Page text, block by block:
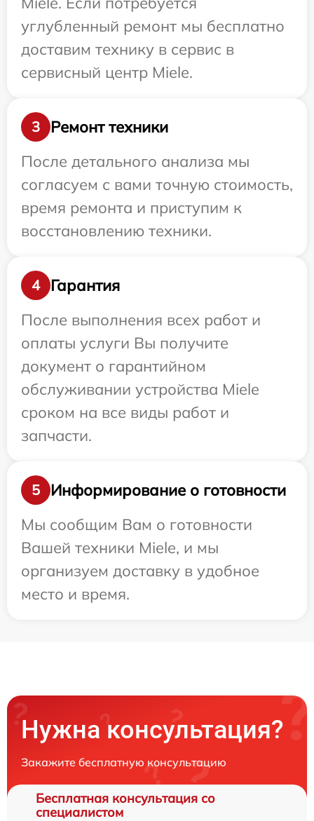
углубленный ремонт мы бесплатно
доставим технику в сервис в
сервисный центр Miele.
3
Ремонт техники
После детального анализа мы
согласуем с вами точную стоимость,
время ремонта и приступим к
восстановлению техники.
4
Гарантия
После выполнения всех работ и
оплаты услуги Вы получите
документ о гарантийном
обслуживании устройства Miele
сроком на все виды работ и
запчасти.
5
Информирование о готовности
Мы сообщим Вам о готовности
Вашей техники Miele, и мы
организуем доставку в удобное
место и время.
Нужна консультация?
Закажите бесплатную консультацию
Бесплатная консультация со
специалистом